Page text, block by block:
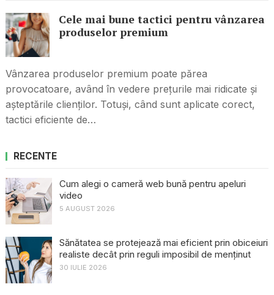
Cele mai bune tactici pentru vânzarea
produselor premium
Vânzarea produselor premium poate părea
provocatoare, având în vedere prețurile mai ridicate și
așteptările clienților. Totuși, când sunt aplicate corect,
tactici eficiente de…
RECENTE
Cum alegi o cameră web bună pentru apeluri
video
5 AUGUST 2026
Sănătatea se protejează mai eficient prin obiceiuri
realiste decât prin reguli imposibil de menținut
30 IULIE 2026